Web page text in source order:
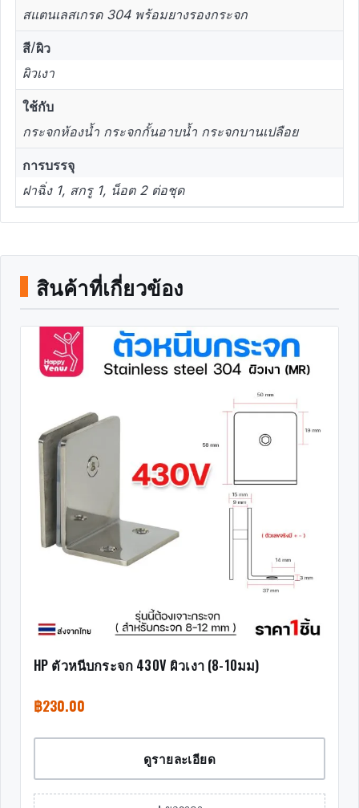
สแตนเลสเกรด 304 พร้อมยางรองกระจก
สี/ผิว
ผิวเงา
ใช้กับ
กระจกห้องน้ำ กระจกกั้นอาบน้ำ กระจกบานเปลือย
การบรรจุ
ฝาฉิ่ง 1, สกรู 1, น็อต 2 ต่อชุด
สินค้าที่เกี่ยวข้อง
HP ตัวหนีบกระจก 430V ผิวเงา (8-10มม)
฿230.00
ดูรายละเอียด